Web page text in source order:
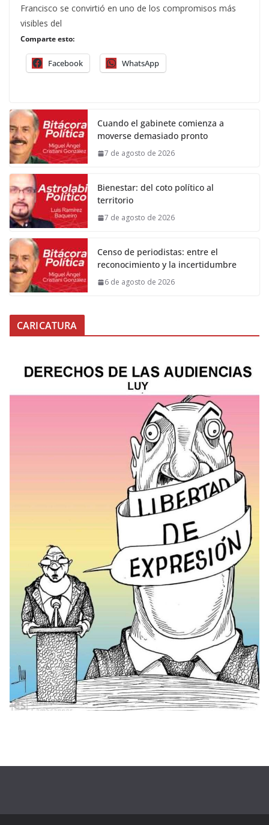
Francisco se convirtió en uno de los compromisos más
visibles del
Comparte esto:
Facebook WhatsApp
Cuando el gabinete comienza a
moverse demasiado pronto
7 de agosto de 2026
Bienestar: del coto político al
territorio
7 de agosto de 2026
Censo de periodistas: entre el
reconocimiento y la incertidumbre
6 de agosto de 2026
CARICATURA